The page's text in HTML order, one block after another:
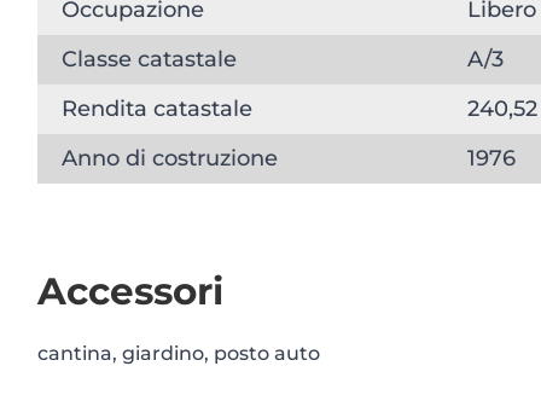
Occupazione
Libero
Classe catastale
A/3
Rendita catastale
240,52
Anno di costruzione
1976
Accessori
cantina, giardino, posto auto